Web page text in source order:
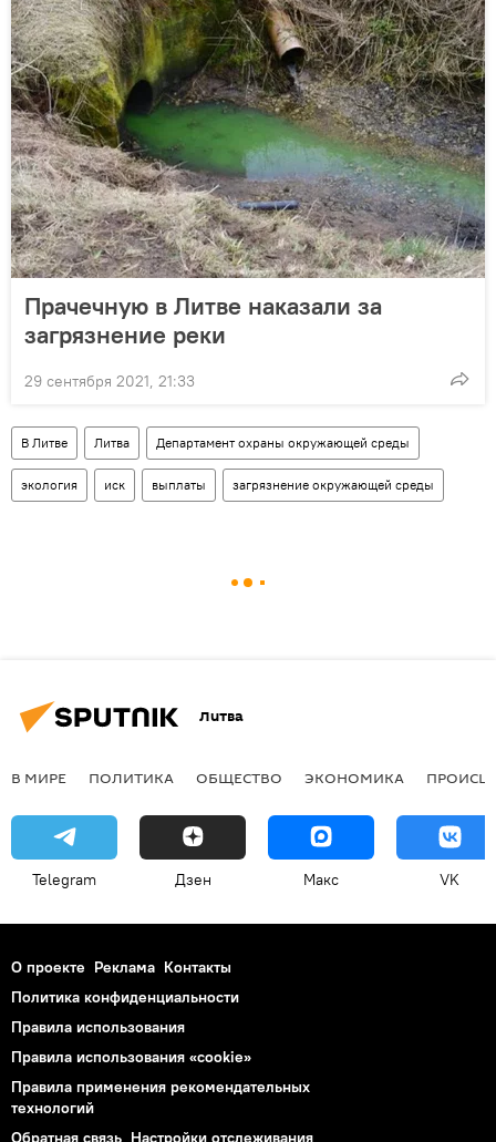
Прачечную в Литве наказали за
загрязнение реки
29 сентября 2021, 21:33
В Литве Литва Департамент охраны окружающей среды
экология иск выплаты загрязнение окружающей среды
Литва
В МИРЕ ПОЛИТИКА ОБЩЕСТВО ЭКОНОМИКА
Telegram Дзен Макс VK
О проекте Реклама Контакты
Политика конфиденциальности
Правила использования
Правила использования «cookie»
Правила применения рекомендательных
технологий
Обратная связь Настройки отслеживания